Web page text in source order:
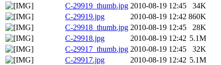
C-29919_thumb.jpg 2010-08-19 12:45
34K
C-29919.jpg
2010-08-19 12:42 860K
C-29918_thumb.jpg 2010-08-19 12:45
28K
C-29918.jpg
2010-08-19 12:42 5.1M
C-29917_thumb.jpg 2010-08-19 12:45
32K
C-29917.jpg
2010-08-19 12:42 5.1M